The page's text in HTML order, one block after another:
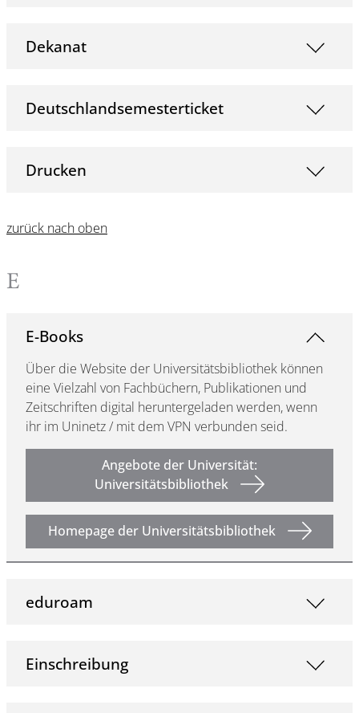
Dekanat
Deutschlandsemesterticket
Drucken
zurück nach oben
E
E-Books
Über die Website der Universitätsbibliothek können
eine Vielzahl von Fachbüchern, Publikationen und
Zeitschriften digital heruntergeladen werden, wenn
ihr im Uninetz / mit dem VPN verbunden seid.
Angebote der Universität:
Universitätsbibliothek
Homepage der Universitätsbibliothek
eduroam
Einschreibung